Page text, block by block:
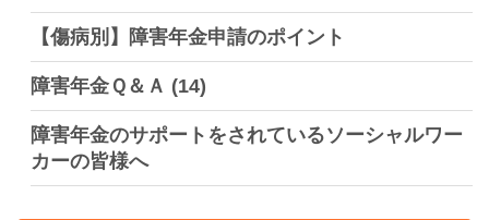
【傷病別】障害年金申請のポイント
障害年金Ｑ＆Ａ (14)
障害年金のサポートをされているソーシャルワー
カーの皆様へ